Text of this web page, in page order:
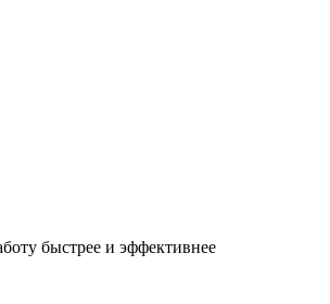
быстрее и эффективнее